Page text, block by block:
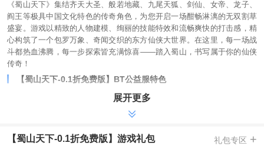
《蜀山天下》集结齐天大圣、般若地藏、九尾天狐、剑仙、女帝、龙子、
阎王等极具中国文化特色的传奇角色，为您开启一场酣畅淋漓的无双割草
盛宴。游戏以精致的人物建模、绚丽的技能特效和流畅爽快的打击感，精
心构筑了一个包罗万象、奇闻交织的东方仙侠大世界。在这里，每一场战
斗都热血沸腾，每一步探索皆充满惊喜——踏入蜀山，书写属于你的仙侠
传奇！
【蜀山天下-0.1折免费版】BT公益服特色
-登录有奖，在线即领，线上线下双线福利，天天领不停，轻松畅玩无忧
-充值实付1:10游戏货币，永久超值，全场永久0.1折，拒绝数值膨胀，真正
-原价数千元的载具，宠物，皮肤，现仅需几十元；648档位充值，实付仅
展开更多
【蜀山天下-0.1折免费版】游戏礼包 礼包专区 +